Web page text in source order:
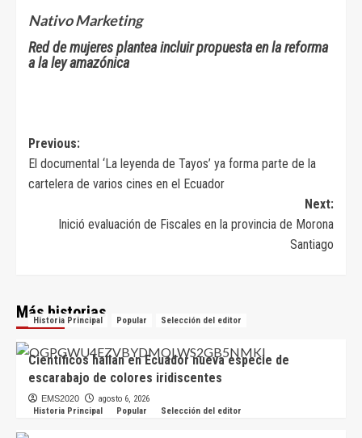
Nativo Marketing
Red de mujeres plantea incluir propuesta en la reforma
a la ley amazónica
Navegación
de
Previous:
El documental ‘La leyenda de Tayos’ ya forma parte de la
cartelera de varios cines en el Ecuador
Next:
Inició evaluación de Fiscales en la provincia de Morona
Santiago
Más historias
Historia Principal Popular Selección del editor
Científicos hallan en Ecuador nueva especie de
escarabajo de colores iridiscentes
EMS2020
agosto 6, 2026
Historia Principal
Popular Selección del editor